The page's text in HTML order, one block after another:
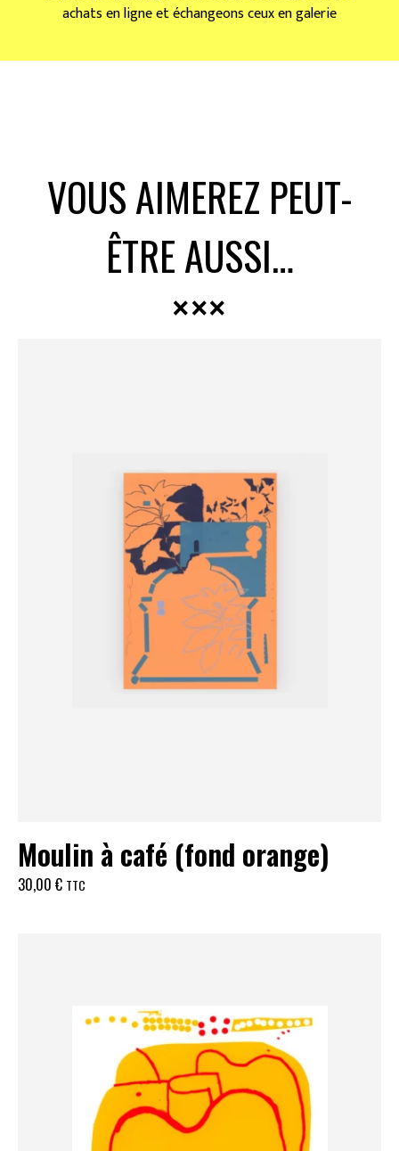
achats en ligne et échangeons ceux en galerie
VOUS AIMEREZ PEUT-
ÊTRE AUSSI…
Moulin à café (fond orange)
30,00 € TTC